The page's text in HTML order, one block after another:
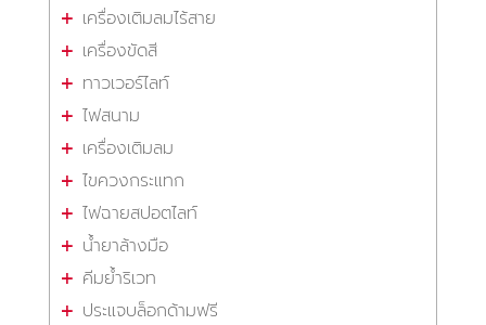
เครื่องเติมลมไร้สาย
เครื่องขัดสี
ทาวเวอร์ไลท์
ไฟสนาม
เครื่องเติมลม
ไขควงกระแทก
ไฟฉายสปอตไลท์
น้ำยาล้างมือ
คีมย้ำริเวท
ประแจบล็อกด้ามฟรี